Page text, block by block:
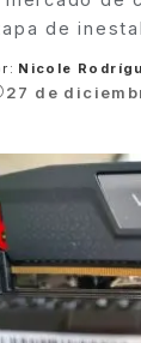
de
Nicole
27 de